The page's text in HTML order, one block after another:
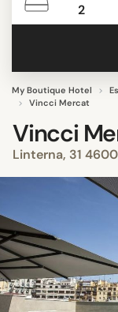
Contacto
2
My Boutique Hotel
Vincci Mercat
Vincci
Linterna, 31